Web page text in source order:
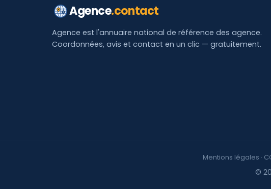
Agence.contact
Agence est l'annuaire national de référence des agence.
Coordonnées, avis et contact en un clic — gratuitement.
Mentions légales ·
©